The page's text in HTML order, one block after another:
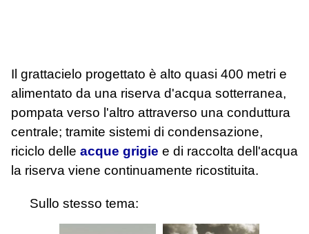
Il grattacielo progettato è alto quasi 400 metri e
alimentato da una riserva d'acqua sotterranea,
pompata verso l'altro attraverso una conduttura
centrale; tramite sistemi di condensazione,
riciclo delle acque grigie e di raccolta dell'acqua
la riserva viene continuamente ricostituita.
Sullo stesso tema: